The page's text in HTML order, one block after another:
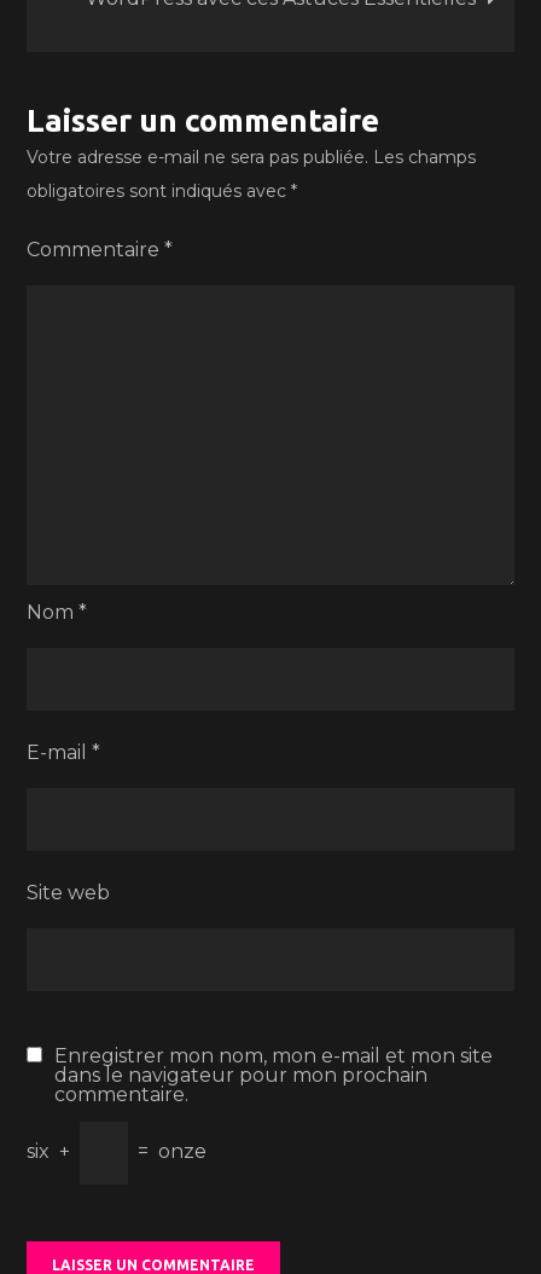
Laisser un commentaire
Votre adresse e-mail ne sera pas publiée. Les champs
obligatoires sont indiqués avec*
Commentaire*
Nom*
E-mail*
Site web
Enregistrer mon nom, mon e-mail et mon site
dans le navigateur pour mon prochain
commentaire.
six + = onze